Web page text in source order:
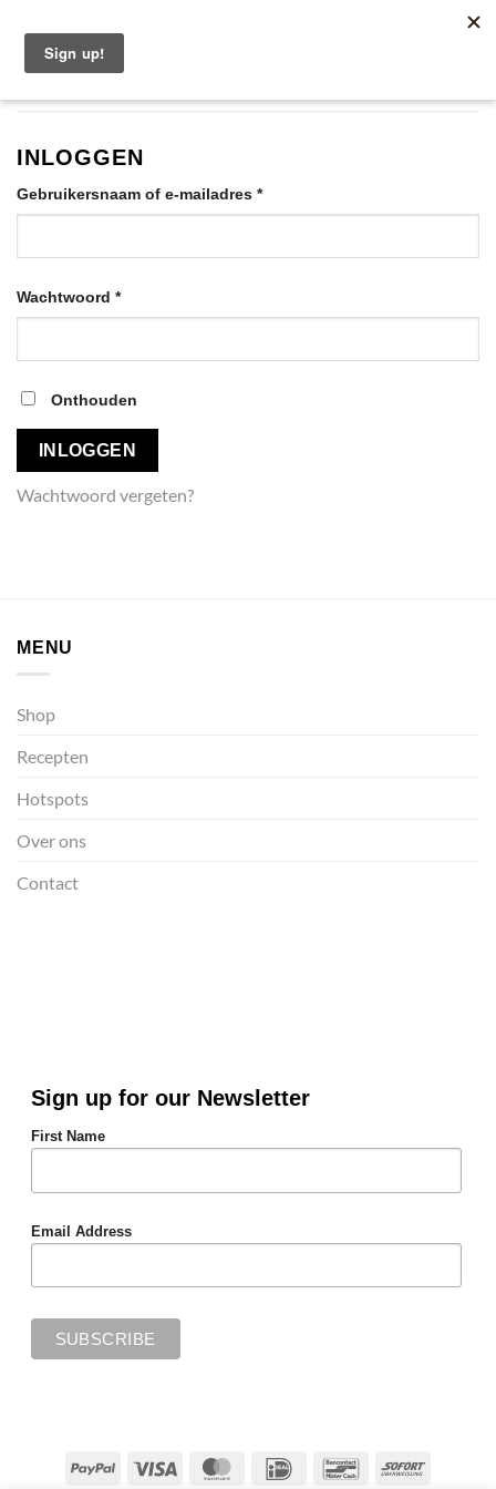
naar
inhoud
INLOGGEN
Gebruikersnaam of e-mailadres *Vereist
Wachtwoord *Vereist
Onthouden
INLOGGEN
Wachtwoord vergeten?
MENU
Shop
Recepten
Hotspots
Over ons
Contact
Sign up for our Newsletter
First Name
Email Address
PayPal Visa MasterCardIDeal BancontactSofort